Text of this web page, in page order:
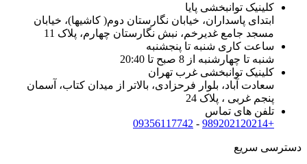
کلینیک توانبخشی پایا
ابتدای پاسداران، خیابان نگارستان دوم( کاشیها)، خیابان
مسجد جامع غدیرخم، نبش نگارستان چهارم، پلاک 11
ساعت کاری شنبه تا پنجشنبه
شنبه تا چهارشنبه از 8 صبح تا 20:40
کلینیک توانبخشی غرب تهران
سعادت آباد، بلوار فرحزادی، بالاتر از میدان کتاب، آسمان
پنجم غربی ، پلاک 24
تلفن های تماس
+989202120214
-
09356117742
دسترسی سریع